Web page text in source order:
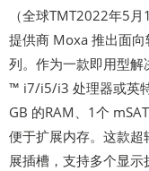
（全球TMT2022年5
提供商 Moxa 推出面
列。作为一款即用型
™ i7/i5/i3 处理器或英
GB 的RAM、1个
便于扩展内存。这款
展插槽，支持多个显